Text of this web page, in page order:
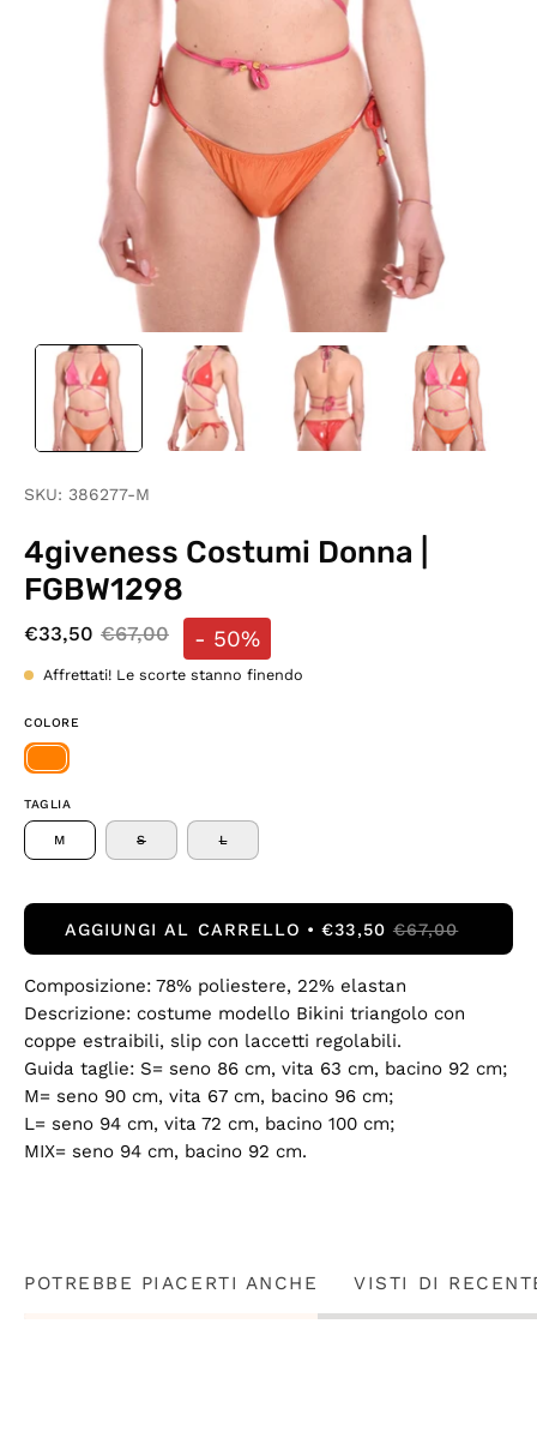
SKU: 386277-M
4giveness Costumi Donna |
FGBW1298
€33,50 €67,00 - 50%
Affrettati! Le scorte stanno finendo
COLORE
TAGLIA
M S L
AGGIUNGI AL CARRELLO €33,50 €67,00
Composizione: 78% poliestere, 22% elastan
Descrizione: costume modello Bikini triangolo con
coppe estraibili, slip con laccetti regolabili.
Guida taglie: S= seno 86 cm, vita 63 cm, bacino 92 cm;
M= seno 90 cm, vita 67 cm, bacino 96 cm;
L= seno 94 cm, vita 72 cm, bacino 100 cm;
MIX= seno 94 cm, bacino 92 cm.
POTREBBE PIACERTI ANCHE VISTI DI